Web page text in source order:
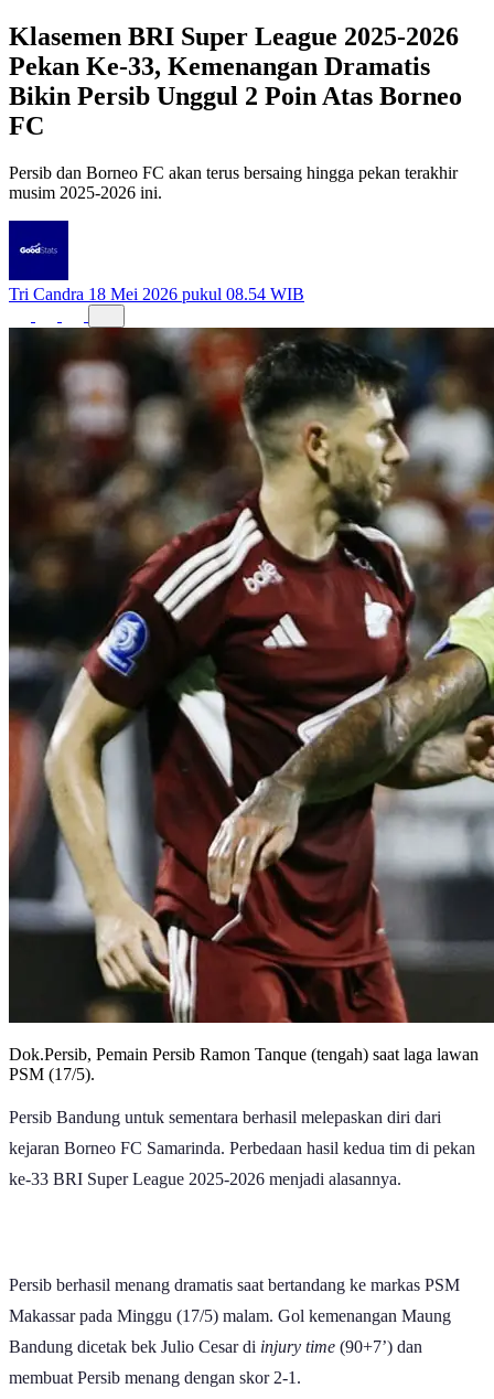
Klasemen BRI Super League 2025-2026
Pekan Ke-33, Kemenangan Dramatis
Bikin Persib Unggul 2 Poin Atas Borneo
FC
Persib dan Borneo FC akan terus bersaing hingga pekan terakhir
musim 2025-2026 ini.
Tri Candra 18 Mei 2026 pukul 08.54 WIB
Dok.Persib, Pemain Persib Ramon Tanque (tengah) saat laga lawan
PSM (17/5).
Persib Bandung untuk sementara berhasil melepaskan diri dari
kejaran Borneo FC Samarinda. Perbedaan hasil kedua tim di pekan
ke-33 BRI Super League 2025-2026 menjadi alasannya.
Persib berhasil menang dramatis saat bertandang ke markas PSM
Makassar pada Minggu (17/5) malam. Gol kemenangan Maung
Bandung dicetak bek Julio Cesar di injury time (90+7’) dan
membuat Persib menang dengan skor 2-1.